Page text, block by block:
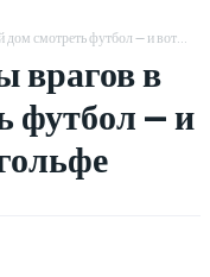
смотреть футбол — и вот...
врагов в
футбол — и